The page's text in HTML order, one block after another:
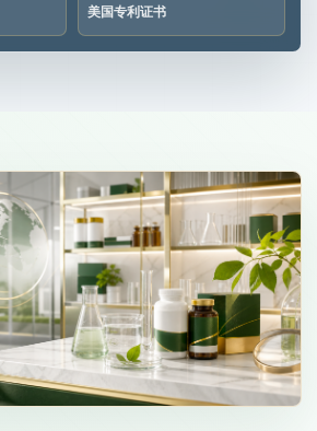
美国专利证书